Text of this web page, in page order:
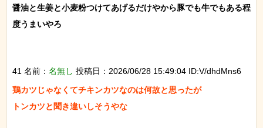
醤油と生姜と小麦粉つけてあげるだけやから豚でも牛でもある程
度うまいやろ
41 名前： 名無し 投稿日：2026/06/28 15:49:04 ID:V/dhdMns6
鶏カツじゃなくてチキンカツなのは何故と思ったが
トンカツと聞き違いしそうやな